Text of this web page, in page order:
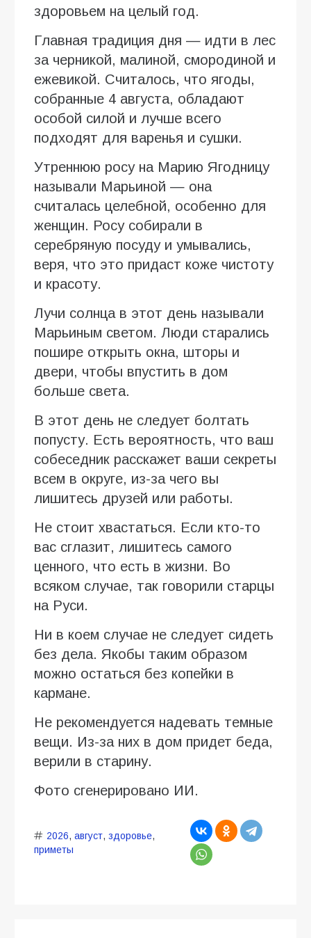
здоровьем на целый год.
Главная традиция дня — идти в лес
за черникой, малиной, смородиной и
ежевикой. Считалось, что ягоды,
собранные 4 августа, обладают
особой силой и лучше всего
подходят для варенья и сушки.
Утреннюю росу на Марию Ягодницу
называли Марьиной — она
считалась целебной, особенно для
женщин. Росу собирали в
серебряную посуду и умывались,
веря, что это придаст коже чистоту
и красоту.
Лучи солнца в этот день называли
Марьиным светом. Люди старались
пошире открыть окна, шторы и
двери, чтобы впустить в дом
больше света.
В этот день не следует болтать
попусту. Есть вероятность, что ваш
собеседник расскажет ваши секреты
всем в округе, из-за чего вы
лишитесь друзей или работы.
Не стоит хвастаться. Если кто-то
вас сглазит, лишитесь самого
ценного, что есть в жизни. Во
всяком случае, так говорили старцы
на Руси.
Ни в коем случае не следует сидеть
без дела. Якобы таким образом
можно остаться без копейки в
кармане.
Не рекомендуется надевать темные
вещи. Из-за них в дом придет беда,
верили в старину.
Фото сгенерировано ИИ.
2026, август, здоровье,
приметы